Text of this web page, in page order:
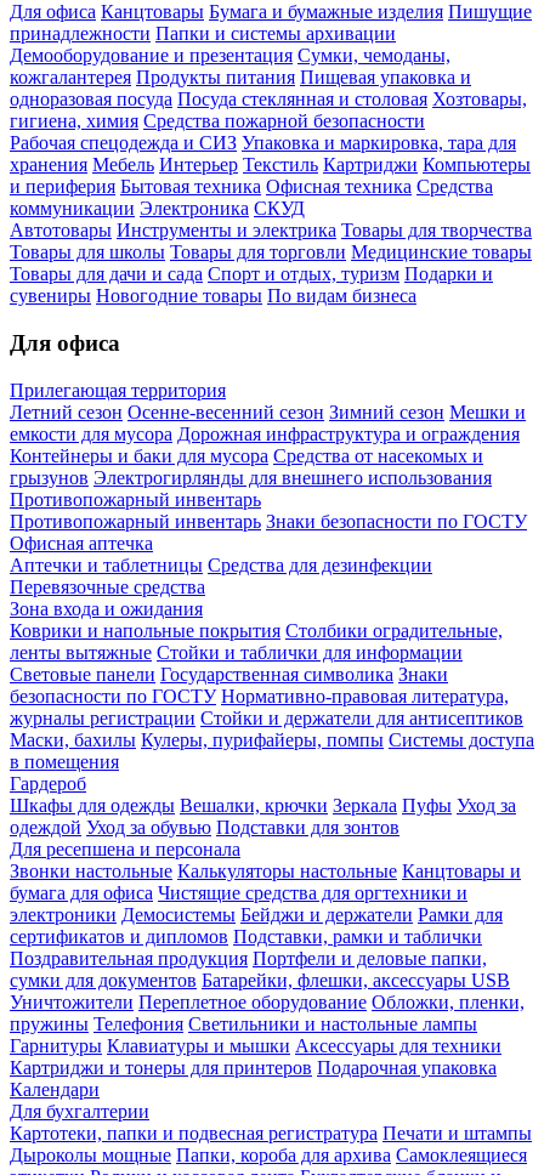
Для офиса Канцтовары Бумага и бумажные изделия Пишущие
принадлежности Папки и системы архивации
Демооборудование и презентация Сумки, чемоданы,
кожгалантерея Продукты питания Пищевая упаковка и
одноразовая посуда Посуда стеклянная и столовая Хозтовары,
гигиена, химия Средства пожарной безопасности
Рабочая спецодежда и СИЗ Упаковка и маркировка, тара для
хранения Мебель Интерьер Текстиль Картриджи Компьютеры
и периферия Бытовая техника Офисная техника Средства
коммуникации Электроника СКУД
Автотовары Инструменты и электрика Товары для творчества
Товары для школы Товары для торговли Медицинские товары
Товары для дачи и сада Спорт и отдых, туризм Подарки и
сувениры Новогодние товары По видам бизнеса
Для офиса
Прилегающая территория
Летний сезон Осенне-весенний сезон Зимний сезон Мешки и
емкости для мусора Дорожная инфраструктура и ограждения
Контейнеры и баки для мусора Средства от насекомых и
грызунов Электрогирлянды для внешнего использования
Противопожарный инвентарь
Противопожарный инвентарь Знаки безопасности по ГОСТУ
Офисная аптечка
Аптечки и таблетницы Средства для дезинфекции
Перевязочные средства
Зона входа и ожидания
Коврики и напольные покрытия Столбики оградительные,
ленты вытяжные Стойки и таблички для информации
Световые панели Государственная символика Знаки
безопасности по ГОСТУ Нормативно-правовая литература,
журналы регистрации Стойки и держатели для антисептиков
Маски, бахилы Кулеры, пурифайеры, помпы Системы доступа
в помещения
Гардероб
Шкафы для одежды Вешалки, крючки Зеркала Пуфы Уход за
одеждой Уход за обувью Подставки для зонтов
Для ресепшена и персонала
Звонки настольные Калькуляторы настольные Канцтовары и
бумага для офиса Чистящие средства для оргтехники и
электроники Демосистемы Бейджи и держатели Рамки для
сертификатов и дипломов Подставки, рамки и таблички
Поздравительная продукция Портфели и деловые папки,
сумки для документов Батарейки, флешки, аксессуары USB
Уничтожители Переплетное оборудование Обложки, пленки,
пружины Телефония Светильники и настольные лампы
Гарнитуры Клавиатуры и мышки Аксессуары для техники
Картриджи и тонеры для принтеров Подарочная упаковка
Календари
Для бухгалтерии
Картотеки, папки и подвесная регистратура Печати и штампы
Дыроколы мощные Папки, короба для архива Самоклеящиеся